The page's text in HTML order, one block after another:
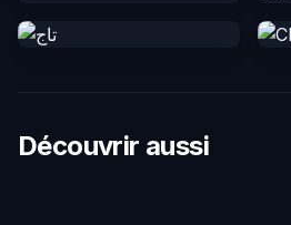
Découvrir aussi